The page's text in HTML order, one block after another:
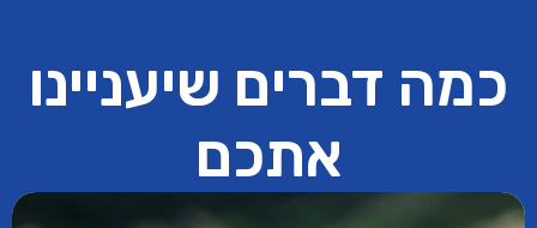
כמה דברים שיעניינו
אתכם